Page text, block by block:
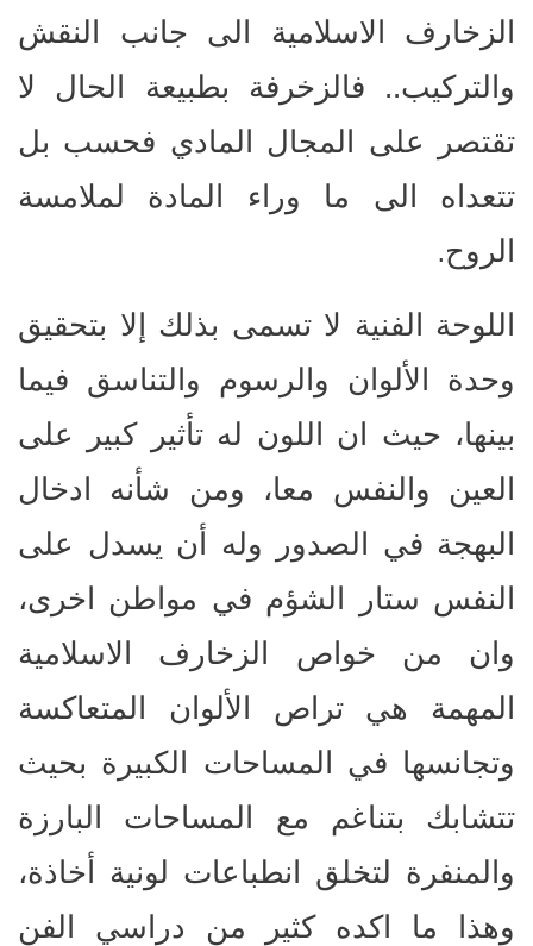
الزخارف الاسلامية الى جانب النقش
والتركيب.. فالزخرفة بطبيعة الحال لا
تقتصر على المجال المادي فحسب بل
تتعداه الى ما وراء المادة لملامسة
الروح.
اللوحة الفنية لا تسمى بذلك إلا بتحقيق
وحدة الألوان والرسوم والتناسق فيما
بينها، حيث ان اللون له تأثير كبير على
العين والنفس معا، ومن شأنه ادخال
البهجة في الصدور وله أن يسدل على
النفس ستار الشؤم في مواطن اخرى،
وان من خواص الزخارف الاسلامية
المهمة هي تراص الألوان المتعاكسة
وتجانسها في المساحات الكبيرة بحيث
تتشابك بتناغم مع المساحات البارزة
والمنفرة لتخلق انطباعات لونية أخاذة،
وهذا ما اكده كثير من دراسي الفن